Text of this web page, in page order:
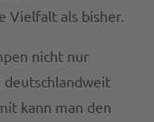
Vielfalt als bisher.
nicht nur
kann man den